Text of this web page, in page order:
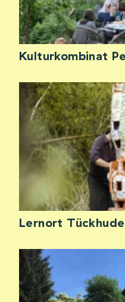
Kulturkombinat
Lernort Tückhude